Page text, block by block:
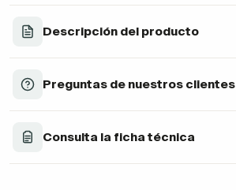
Descripción del producto
Preguntas de nuestros clientes
Consulta la ficha técnica